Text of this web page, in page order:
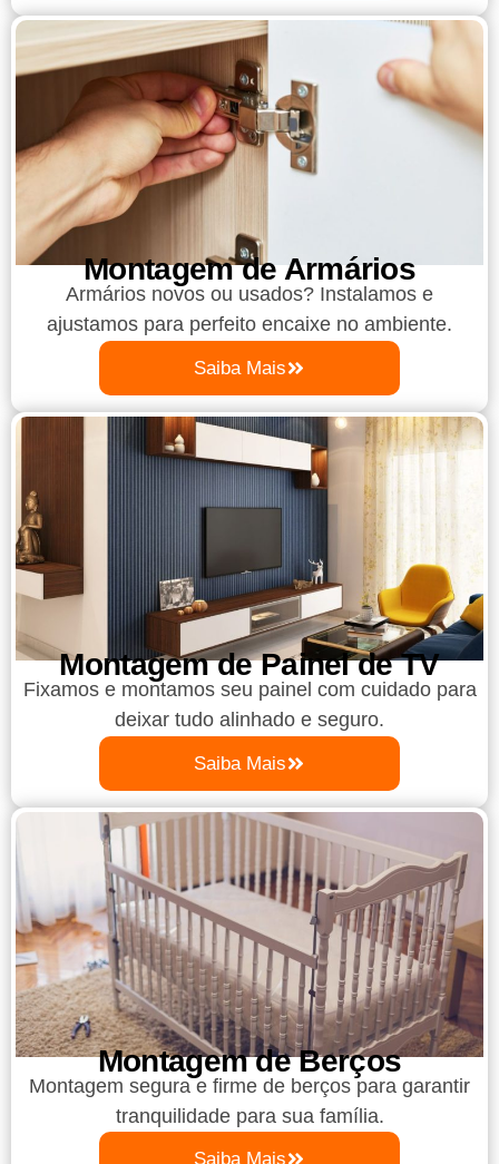
Montagem de Armários
Armários novos ou usados? Instalamos e
ajustamos para perfeito encaixe no ambiente.
Saiba Mais
Montagem de Painel de TV
Fixamos e montamos seu painel com cuidado para
deixar tudo alinhado e seguro.
Saiba Mais
Montagem de Berços
Montagem segura e firme de berços para garantir
tranquilidade para sua família.
Saiba Mais